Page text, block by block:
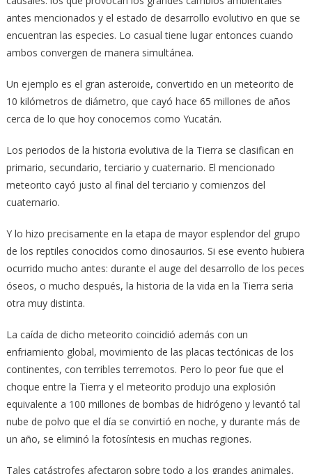
antes mencionados y el estado de desarrollo evolutivo en que se
encuentran las especies. Lo casual tiene lugar entonces cuando
ambos convergen de manera simultánea.
Un ejemplo es el gran asteroide, convertido en un meteorito de
10 kilómetros de diámetro, que cayó hace 65 millones de años
cerca de lo que hoy conocemos como Yucatán.
Los periodos de la historia evolutiva de la Tierra se clasifican en
primario, secundario, terciario y cuaternario. El mencionado
meteorito cayó justo al final del terciario y comienzos del
cuaternario.
Y lo hizo precisamente en la etapa de mayor esplendor del grupo
de los reptiles conocidos como dinosaurios. Si ese evento hubiera
ocurrido mucho antes: durante el auge del desarrollo de los peces
óseos, o mucho después, la historia de la vida en la Tierra seria
otra muy distinta.
La caída de dicho meteorito coincidió además con un
enfriamiento global, movimiento de las placas tectónicas de los
continentes, con terribles terremotos. Pero lo peor fue que el
choque entre la Tierra y el meteorito produjo una explosión
equivalente a 100 millones de bombas de hidrógeno y levantó tal
nube de polvo que el día se convirtió en noche, y durante más de
un año, se eliminó la fotosíntesis en muchas regiones.
Tales catástrofes afectaron sobre todo a los grandes animales,